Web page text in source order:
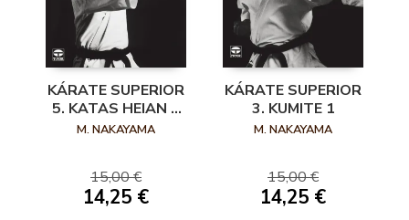
KÁRATE SUPERIOR
5. KATAS HEIAN Y
TEKKI
M. NAKAYAMA
15,00 €
14,25 €
KÁRATE SUPERIOR
3. KUMITE 1
M. NAKAYAMA
15,00 €
14,25 €